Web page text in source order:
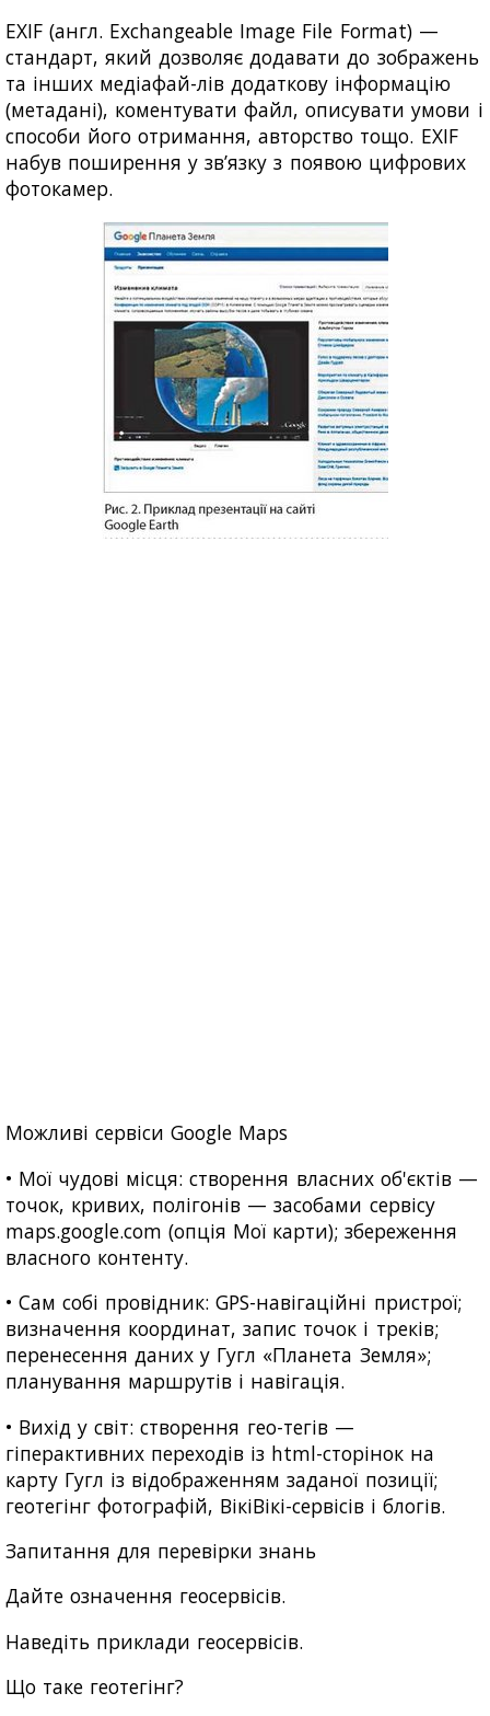
EXIF (англ. Exchangeable Image File Format) —
стандарт, який дозволяє додавати до зображень
та інших медіафай-лів додаткову інформацію
(метадані), коментувати файл, описувати умови і
способи його отримання, авторство тощо. EXIF
набув поширення у зв’язку з появою цифрових
фотокамер.
Можливі сервіси Google Maps
• Мої чудові місця: створення власних об'єктів —
точок, кривих, полігонів — засобами сервісу
maps.google.com (опція Мої карти); збереження
власного контенту.
• Сам собі провідник: GPS-навігаційні пристрої;
визначення координат, запис точок і треків;
перенесення даних у Гугл «Планета Земля»;
планування маршрутів і навігація.
• Вихід у світ: створення гео-тегів —
гіперактивних переходів із html-сторінок на
карту Гугл із відображенням заданої позиції;
геотегінг фотографій, ВікіВікі-сервісів і блогів.
Запитання для перевірки знань
Дайте означення геосервісів.
Наведіть приклади геосервісів.
Що таке геотегінг?